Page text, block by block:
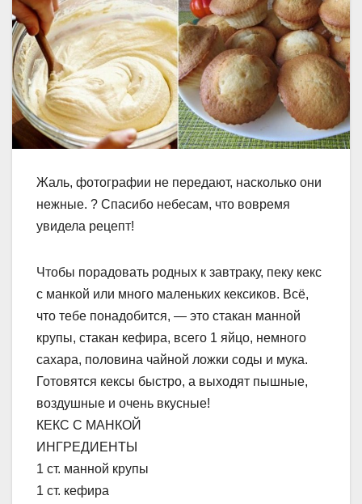
Жаль, фотографии не передают, насколько они
нежные. ? Спасибо небесам, что вовремя
увидела рецепт!
Чтобы порадовать родных к завтраку, пеку кекс
с манкой или много маленьких кексиков. Всё,
что тебе понадобится, — это стакан манной
крупы, стакан кефира, всего 1 яйцо, немного
сахара, половина чайной ложки соды и мука.
Готовятся кексы быстро, а выходят пышные,
воздушные и очень вкусные!
КЕКС С МАНКОЙ
ИНГРЕДИЕНТЫ
1 ст. манной крупы
1 ст. кефира